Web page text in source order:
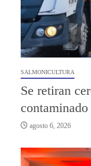
SALMONICULTURA
Se retiran
agosto 6, 2026